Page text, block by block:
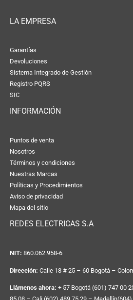
LA EMPRESA
Garantías
Devoluciones
Sistema Integrado de Gestión
Registro PQRS
SIC
INFORMACIÓN
Puntos de venta
Nosotros
Términos y condiciones
Nuestras Marcas
Políticas y Procedimientos
Aviso de privacidad
Mapa del sitio
REDES ELECTRICAS S.A
NIT: 860.062.958-6
Dirección: Calle 18 # 25 – 60 Bogotá –
Llámenos ahora: + 57 Bogotá (601) 747 00